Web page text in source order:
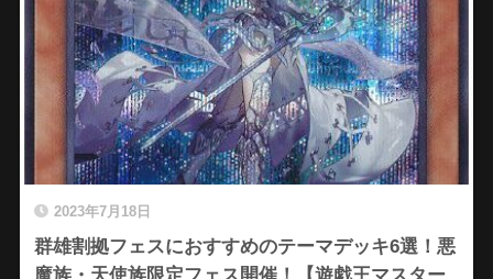
2023年7月18日
群雄割拠フェスにおすすめのテーマデッキ6選！悪